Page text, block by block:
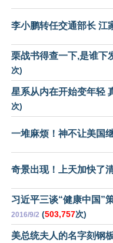
李小鹏转任交通部长 江
栗战书得查一下,是谁下
次)
星系从内在开始变年轻
次)
一堆麻烦！神不让美国
奇景出现！上天加快了
习近平三谈“健康中国”
2016/9/2 (503,757次)
美总统夫人的名字刻钢